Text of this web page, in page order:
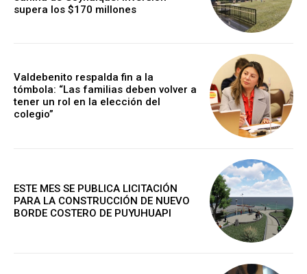
supera los $170 millones
Valdebenito respalda fin a la
tómbola: “Las familias deben volver a
tener un rol en la elección del
colegio”
ESTE MES SE PUBLICA LICITACIÓN
PARA LA CONSTRUCCIÓN DE NUEVO
BORDE COSTERO DE PUYUHUAPI